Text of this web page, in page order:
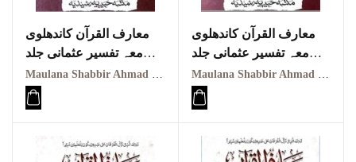
معارف القرآن کاندھلوی
معہ تفسیر عثمانی جلد
پنجم
Maarif ul quraan
kandhalvi ma tafseer e
Maulana Shabbir Ahmad Usmani, Molana Idrees Kandhalvi
معارف القرآن کاندھلوی
معہ تفسیر عثمانی جلد
چہارمِِ
Maarif ul quraan
kandhalvi ma tafseer e
Maulana Shabbir Ahmad Usmani, Molana Idrees Kandhalvi